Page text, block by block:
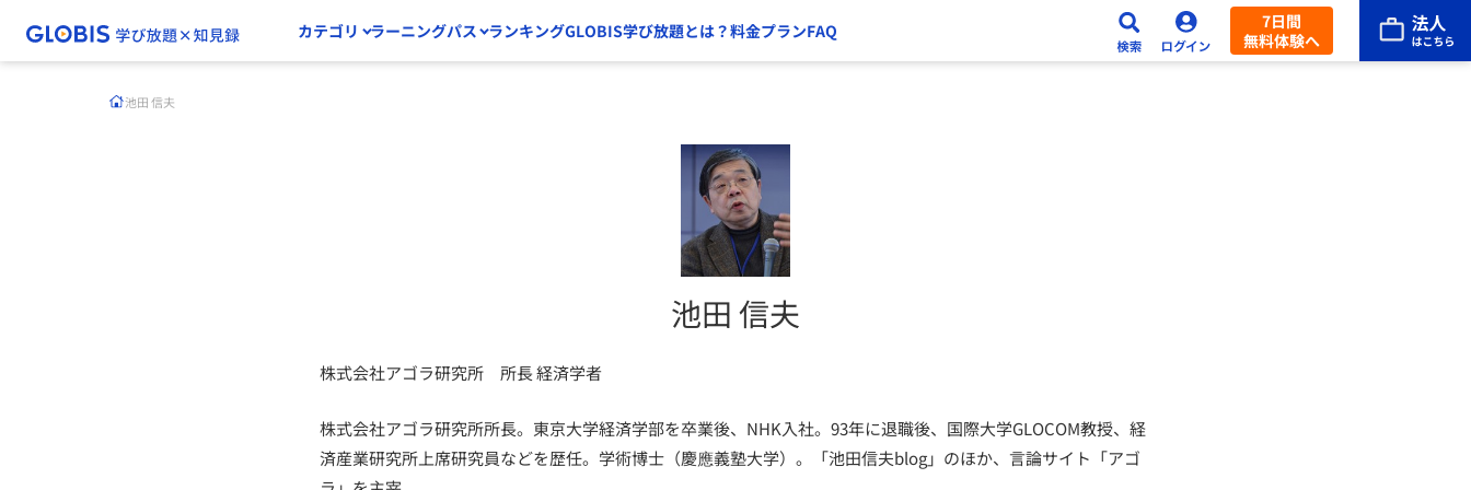
カテゴリ ラーニングパス ランキングGLOBIS学び放題とは？料金プランFAQ
7日間
無料体験へ
池田 信夫
池田 信夫
株式会社アゴラ研究所 所長 経済学者
株式会社アゴラ研究所所長。東京大学経済学部を卒業後、NHK入社。93年に退職後、国際大学GLOCOM教授、経
済産業研究所上席研究員などを歴任。学術博士（慶應義塾大学）。「池田信夫blog」のほか、言論サイト「アゴ